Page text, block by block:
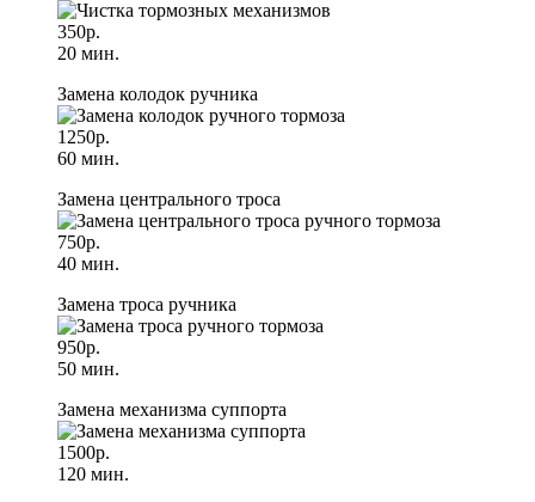
350р.
20 мин.
Замена колодок ручника
1250р.
60 мин.
Замена центрального троса
750р.
40 мин.
Замена троса ручника
950р.
50 мин.
Замена механизма суппорта
1500р.
120 мин.